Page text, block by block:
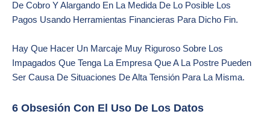
De Cobro Y Alargando En La Medida De Lo Posible Los
Pagos Usando Herramientas Financieras Para Dicho Fin.
Hay Que Hacer Un Marcaje Muy Riguroso Sobre Los
Impagados Que Tenga La Empresa Que A La Postre Pueden
Ser Causa De Situaciones De Alta Tensión Para La Misma.
6 Obsesión Con El Uso De Los Datos